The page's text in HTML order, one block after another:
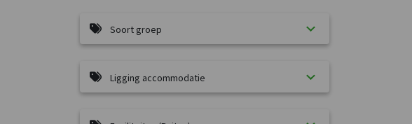
Ligging accommodatie
Soort groep